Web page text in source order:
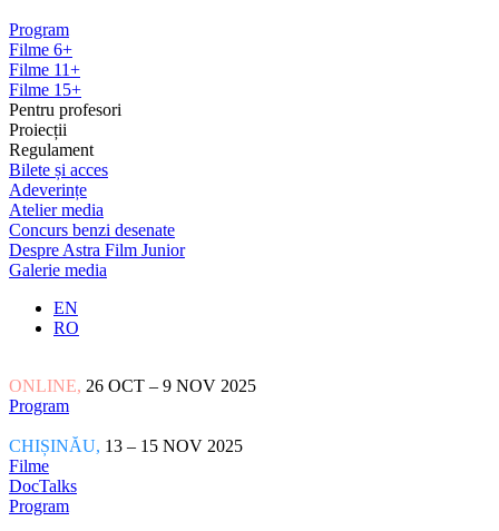
Program
Filme 6+
Filme 11+
Filme 15+
Pentru profesori
Proiecții
Regulament
Bilete și acces
Adeverințe
Atelier media
Concurs benzi desenate
Despre Astra Film Junior
Galerie media
EN
RO
ONLINE, 26 OCT – 9 NOV 2025
Program
CHIȘINĂU, 13 – 15 NOV 2025
Filme
DocTalks
Program